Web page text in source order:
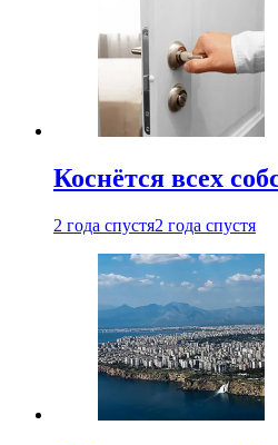
Коснётся всех
2 года спустя2 года спустя